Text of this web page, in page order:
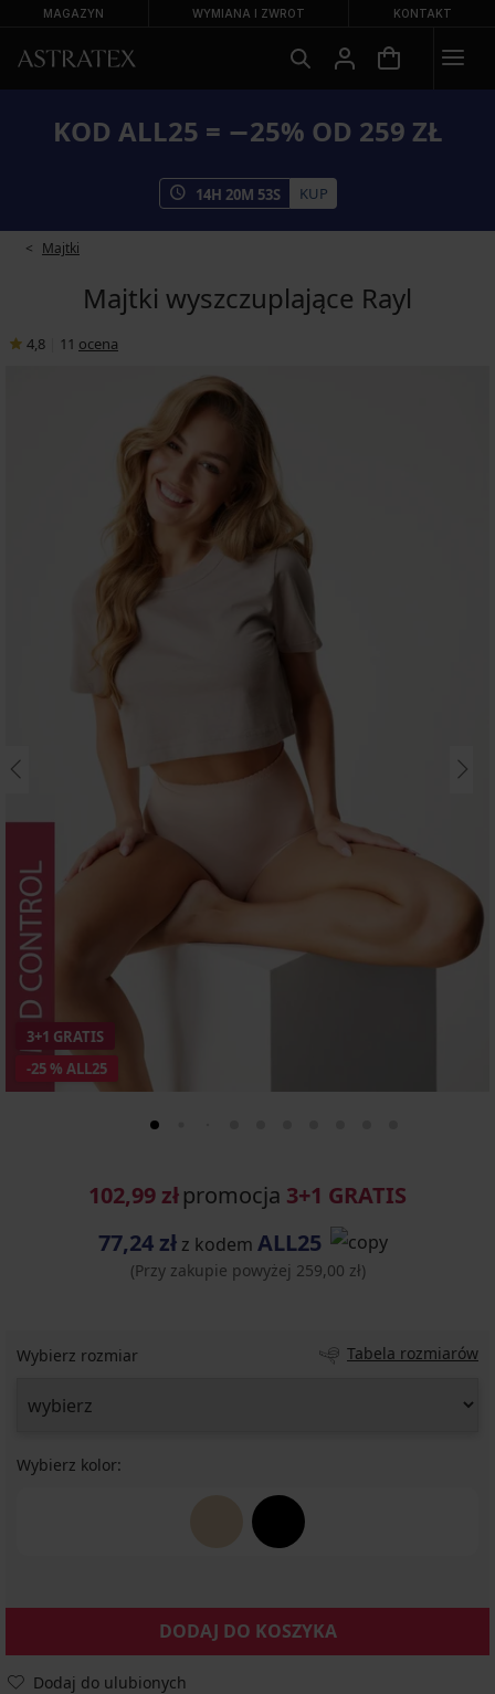
MAGAZYN WYMIANA I ZWROT KONTAKT
KOD ALL25 = −25% OD 259 ZŁ
14H 20M 53S KUP
Majtki
Majtki wyszczuplające Rayl
4,8 11 ocena
-25 % ALL25
3+1 GRATIS
102,99 złpromocja 3+1 GRATIS
77,24 zł z kodem ALL25
(Przy zakupie powyżej 259,00 zł)
Wybierz rozmiar Tabela rozmiarów
Wybierz kolor:
DODAJ DO KOSZYKA
Dodaj do ulubionych